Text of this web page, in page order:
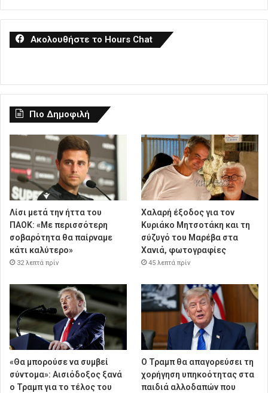
Ακολουθήστε το Hours Chat
Πιο Δημοφιλή
Λίσι μετά την ήττα του
ΠΑΟΚ: «Με περισσότερη
σοβαρότητα θα παίρναμε
κάτι καλύτερο»
32 λεπτά πρίν
Χαλαρή έξοδος για τον
Κυριάκο Μητσοτάκη και τη
σύζυγό του Μαρέβα στα
Χανιά, φωτογραφίες
45 λεπτά πρίν
«Θα μπορούσε να συμβεί
σύντομα»: Αισιόδοξος ξανά
ο Τραμπ για το τέλος του
Ο Τραμπ θα απαγορεύσει τη
χορήγηση υπηκοότητας στα
παιδιά αλλοδαπών που